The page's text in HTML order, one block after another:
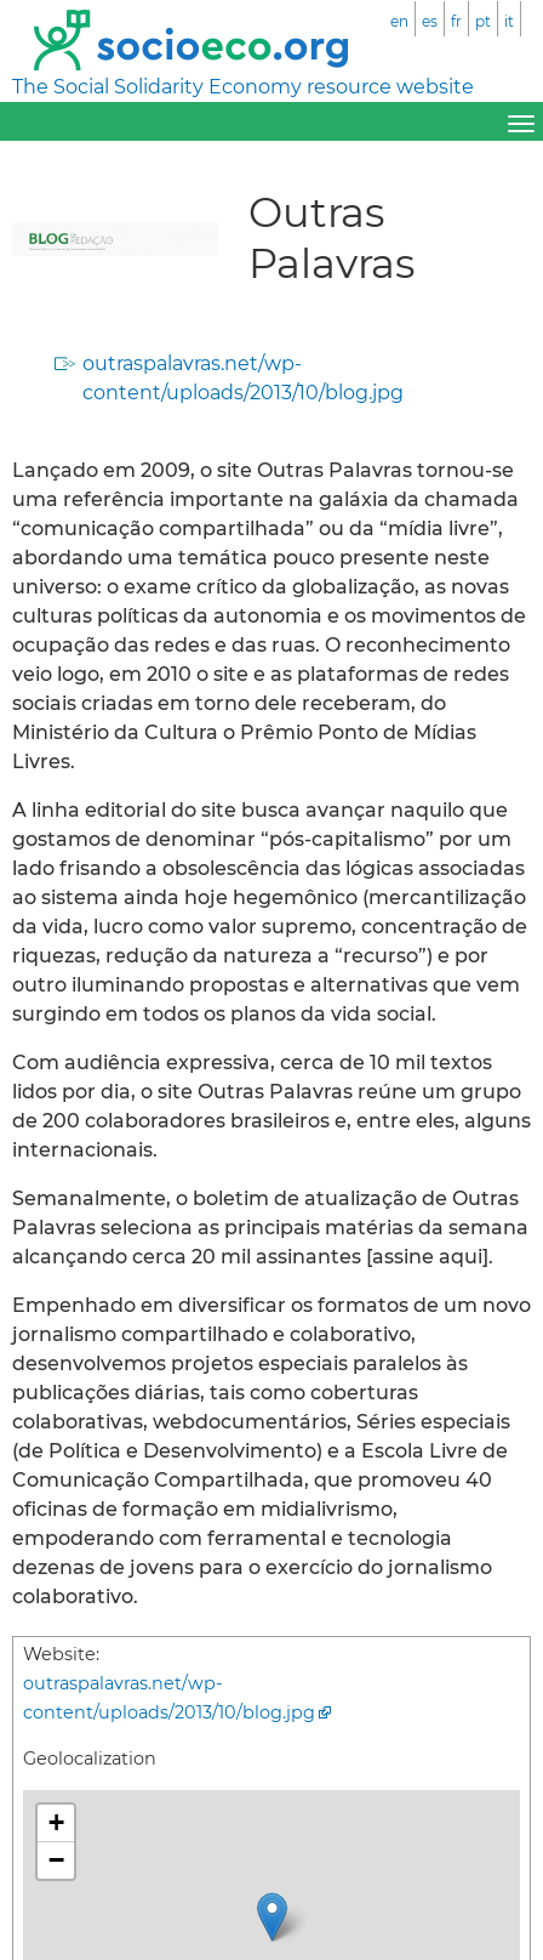
The Social Solidarity Economy resource website
en es fr pt it
Outras
Palavras
outraspalavras.net/wp-
content/uploads/2013/10/blog.jpg
Lançado em 2009, o site Outras Palavras tornou-se
uma referência importante na galáxia da chamada
“comunicação compartilhada” ou da “mídia livre”,
abordando uma temática pouco presente neste
universo: o exame crítico da globalização, as novas
culturas políticas da autonomia e os movimentos de
ocupação das redes e das ruas. O reconhecimento
veio logo, em 2010 o site e as plataformas de redes
sociais criadas em torno dele receberam, do
Ministério da Cultura o Prêmio Ponto de Mídias
Livres.
A linha editorial do site busca avançar naquilo que
gostamos de denominar “pós-capitalismo” por um
lado frisando a obsolescência das lógicas associadas
ao sistema ainda hoje hegemônico (mercantilização
da vida, lucro como valor supremo, concentração de
riquezas, redução da natureza a “recurso”) e por
outro iluminando propostas e alternativas que vem
surgindo em todos os planos da vida social.
Com audiência expressiva, cerca de 10 mil textos
lidos por dia, o site Outras Palavras reúne um grupo
de 200 colaboradores brasileiros e, entre eles, alguns
internacionais.
Semanalmente, o boletim de atualização de Outras
Palavras seleciona as principais matérias da semana
alcançando cerca 20 mil assinantes [assine aqui].
Empenhado em diversificar os formatos de um novo
jornalismo compartilhado e colaborativo,
desenvolvemos projetos especiais paralelos às
publicações diárias, tais como coberturas
colaborativas, webdocumentários, Séries especiais
(de Política e Desenvolvimento) e a Escola Livre de
Comunicação Compartilhada, que promoveu 40
oficinas de formação em midialivrismo,
empoderando com ferramental e tecnologia
dezenas de jovens para o exercício do jornalismo
colaborativo.
Website:
outraspalavras.net/wp-
content/uploads/2013/10/blog.jpg
Geolocalization
+
−